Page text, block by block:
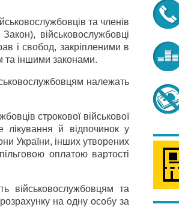
та членів
військовослужбовці
і свобод, закріпленими в
та іншими законами.
належать
строкової військової
й відпочинок у
України, інших утворених
оплатою вартості
військово­службовцям та
на одну особу за